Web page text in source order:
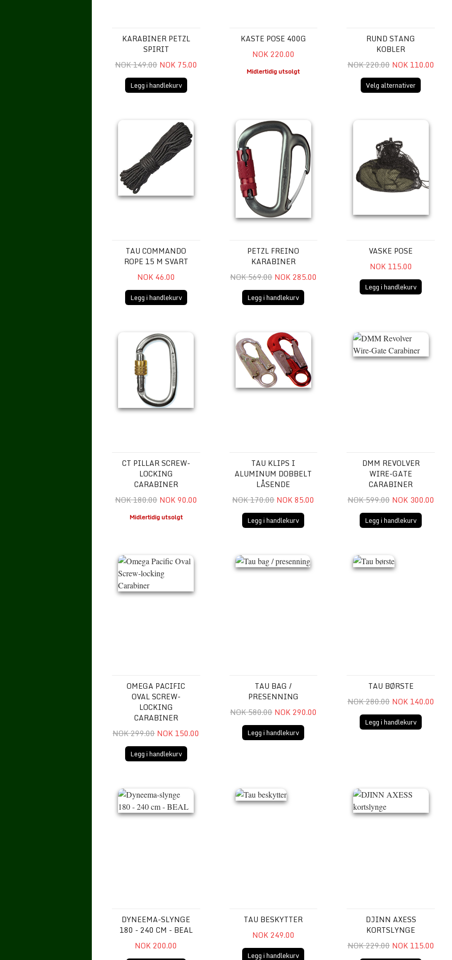
KARABINER PETZL
SPIRIT
NOK 149.00 NOK 75.00
Legg i handlekurv
KASTE POSE 400G
NOK 220.00
Midlertidig utsolgt
RUND STANG
KOBLER
NOK 220.00 NOK 110.00
Velg alternativer
TAU COMMANDO
ROPE 15 M SVART
NOK 46.00
Legg i handlekurv
Petzl Freino Karabiner
PETZL FREINO
KARABINER
NOK 569.00 NOK 285.00
Legg i handlekurv
VASKE POSE
NOK 115.00
Legg i handlekurv
CT Pillar Screw-Locking Carabiner
CT PILLAR SCREW-
LOCKING
CARABINER
NOK 180.00 NOK 90.00
Midlertidig utsolgt
Tau klips i aluminum dobbelt låsende
TAU KLIPS I
ALUMINUM DOBBELT
LÅSENDE
NOK 170.00NOK 85.00
Legg i handlekurv
DMM Revolver Wire-Gate
DMM REVOLVER
WIRE-GATE
CARABINER
NOK 599.00 NOK 300.00
Legg i handlekurv
Omega Pacific Oval Screw-locking Carabiner
OMEGA PACIFIC
OVAL SCREW-
LOCKING
CARABINER
NOK 299.00 NOK 150.00
Legg i handlekurv
Tau bag / presenning
TAU BAG /
PRESENNING
NOK 580.00 NOK 290.00
Legg i handlekurv
Tau børste
TAU BØRSTE
NOK 280.00 NOK 140.00
Legg i handlekurv
Dyneema-slynge 180 - 240 cm - BEAL
DYNEEMA-SLYNGE
180 - 240 CM - BEAL
NOK 200.00
Tau beskytter
TAU BESKYTTER
NOK 249.00
Legg i handlekurv
DJINN AXESS kortslynge
DJINN AXESS
KORTSLYNGE
NOK 229.00 NOK 115.00